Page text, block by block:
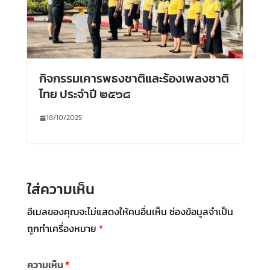
กิจกรรมเคารพธงชาติและร้องเพลงชาติ
ไทย ประจำปี ๒๕๖๘
18/10/2025
ใส่ความเห็น
อีเมลของคุณจะไม่แสดงให้คนอื่นเห็น ช่องข้อมูลจำเป็น
ถูกทำเครื่องหมาย *
ความเห็น*